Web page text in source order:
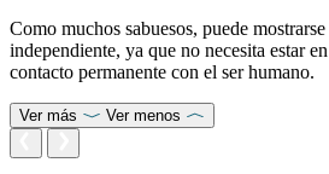
Como muchos sabuesos, puede mostrarse
independiente, ya que no necesita estar en
contacto permanente con el ser humano.
Ver más Ver menos